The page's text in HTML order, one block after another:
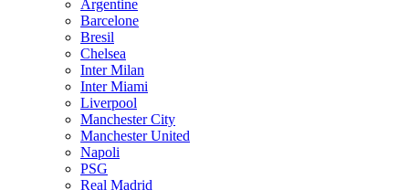
Argentine
Barcelone
Bresil
Chelsea
Inter Milan
Inter Miami
Liverpool
Manchester City
Manchester United
Napoli
PSG
Real Madrid